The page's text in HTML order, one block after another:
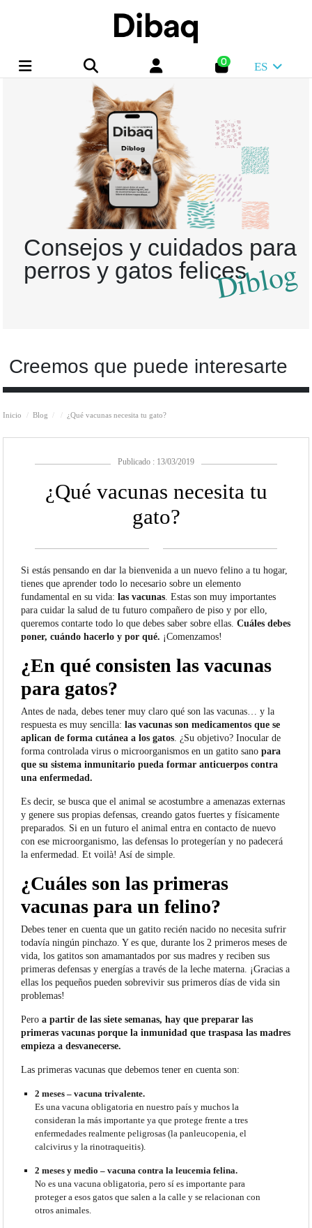
0 ES
Consejos y cuidados para
perros y gatos felicesDiblog
Creemos que puede interesarte
Inicio Blog ¿Qué vacunas necesita tu gato?
Publicado : 13/03/2019
¿Qué vacunas necesita tu
gato?
Si estás pensando en dar la bienvenida a un nuevo felino a tu hogar,
tienes que aprender todo lo necesario sobre un elemento
fundamental en su vida: las vacunas. Estas son muy importantes
para cuidar la salud de tu futuro compañero de piso y por ello,
queremos contarte todo lo que debes saber sobre ellas.Cuáles debes
poner, cuándo hacerlo y por qué. ¡Comenzamos!
¿En qué consisten las vacunas
para gatos?
Antes de nada, debes tener muy claro qué son las vacunas… y la
respuesta es muy sencilla:las vacunas son medicamentos que se
aplican de forma cutánea a los gatos. ¿Su objetivo? Inocular de
forma controlada virus o microorganismos en un gatito sanopara
que su sistema inmunitario pueda formar anticuerpos contra
una enfermedad.
Es decir, se busca que el animal se acostumbre a amenazas externas
y genere sus propias defensas, creando gatos fuertes y físicamente
preparados. Si en un futuro el animal entra en contacto de nuevo
con ese microorganismo, las defensas lo protegerían y no padecerá
la enfermedad. Et voilà! Así de simple.
¿Cuáles son las primeras
vacunas para un felino?
Debes tener en cuenta que un gatito recién nacido no necesita sufrir
todavía ningún pinchazo. Y es que, durante los 2 primeros meses de
vida, los gatitos son amamantados por sus madres y reciben sus
primeras defensas y energías a través de la leche materna. ¡Gracias a
ellas los pequeños pueden sobrevivir sus primeros días de vida sin
problemas!
Pero a partir de las siete semanas, hay que preparar las
primeras vacunas porque la inmunidad que traspasa las madres
empieza a desvanecerse.
Las primeras vacunas que debemos tener en cuenta son:
2 meses – vacuna trivalente.
Es una vacuna obligatoria en nuestro país y muchos la
consideran la más importante ya que protege frente a tres
enfermedades realmente peligrosas (la panleucopenia, el
calcivirus y la rinotraqueitis).
2 meses y medio – vacuna contra la leucemia felina.
No es una vacuna obligatoria, pero sí es importante para
proteger a esos gatos que salen a la calle y se relacionan con
otros animales.